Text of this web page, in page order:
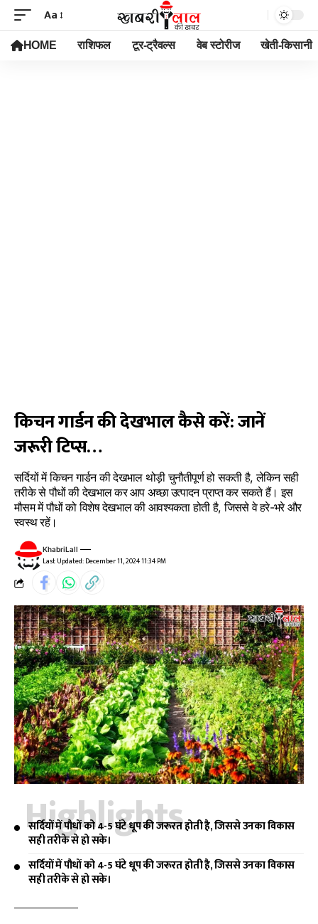
Aa
HOME राशिफल टूर-ट्रैवल्स वेब स्टोरीज खेती-किसानी
किचन गार्डन की देखभाल कैसे करें: जानें
जरूरी टिप्स…
सर्दियों में किचन गार्डन की देखभाल थोड़ी चुनौतीपूर्ण हो सकती है, लेकिन सही
तरीके से पौधों की देखभाल कर आप अच्छा उत्पादन प्राप्त कर सकते हैं। इस
मौसम में पौधों को विशेष देखभाल की आवश्यकता होती है, जिससे वे हरे-भरे और
स्वस्थ रहें।
Last Updated: December 11, 2024 11:34 PM
KhabriLall
Highlights
सर्दियों में पौधों को 4-5 घंटे धूप की जरूरत होती है, जिससे उनका विकास
सही तरीके से हो सके।
सर्दियों में पौधों को 4-5 घंटे धूप की जरूरत होती है, जिससे उनका विकास
सही तरीके से हो सके।